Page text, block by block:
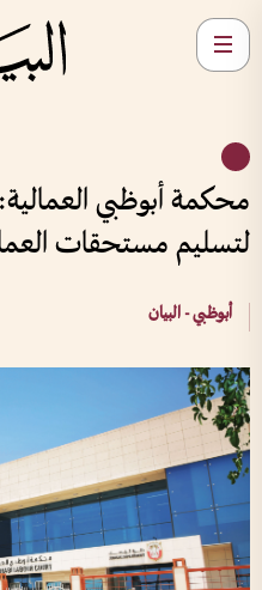
محكمة أبوظبي
لتسليم مستحقات
أبوظبي - البيان